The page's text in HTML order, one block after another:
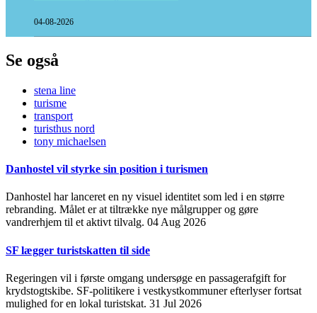
04-08-2026
Se også
stena line
turisme
transport
turisthus nord
tony michaelsen
Danhostel vil styrke sin position i turismen
Danhostel har lanceret en ny visuel identitet som led i en større
rebranding. Målet er at tiltrække nye målgrupper og gøre
vandrerhjem til et aktivt tilvalg. 04 Aug 2026
SF lægger turistskatten til side
Regeringen vil i første omgang undersøge en passagerafgift for
krydstogtskibe. SF-politikere i vestkystkommuner efterlyser fortsat
mulighed for en lokal turistskat. 31 Jul 2026